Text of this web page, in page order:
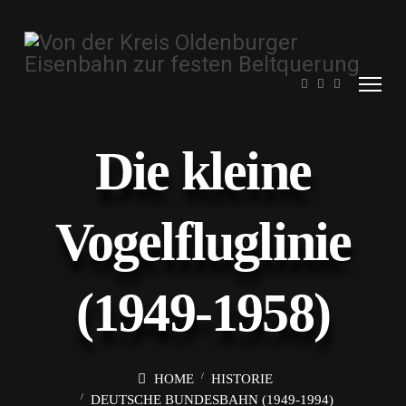
Die kleine
Vogelfluglinie
(1949-1958)
HOME
HISTORIE
DEUTSCHE BUNDESBAHN (1949-1994)